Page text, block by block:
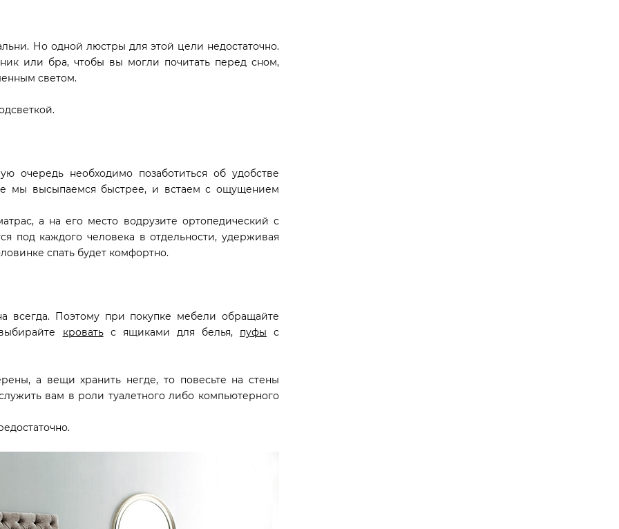
Но одной люстры для этой цели недостаточно.
или бра, чтобы вы могли почитать перед сном,
светом.
очередь необходимо позаботиться об удобстве
мы высыпаемся быстрее, и встаем с ощущением
а на его место водрузите ортопедический с
под каждого человека в отдельности, удерживая
спать будет комфортно.
всегда. Поэтому при покупке мебели обращайте
кроватьс ящиками для белья, пуфы с
а вещи хранить негде, то повесьте на стены
вам в роли туалетного либо компьютерного